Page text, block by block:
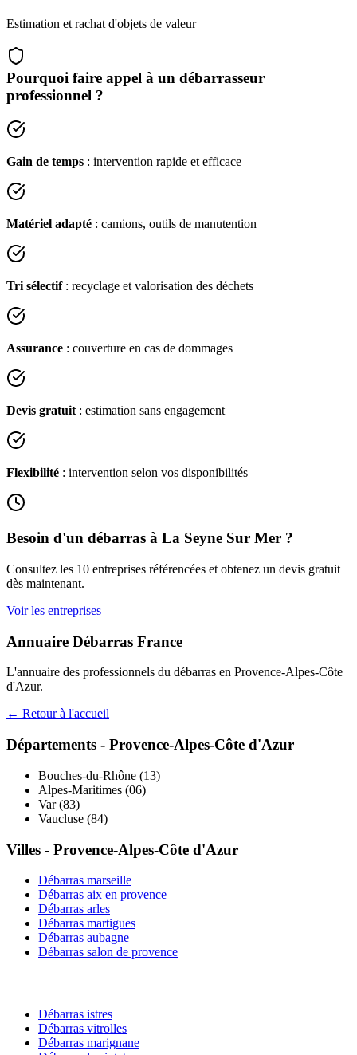
Estimation et rachat d'objets de valeur
Pourquoi faire appel à un débarrasseur
professionnel ?
Gain de temps : intervention rapide et efficace
Matériel adapté : camions, outils de manutention
Tri sélectif: recyclage et valorisation des déchets
Assurance : couverture en cas de dommages
Devis gratuit : estimation sans engagement
Flexibilité : intervention selon vos disponibilités
Besoin d'un débarras à La Seyne Sur Mer ?
Consultez les 10 entreprises référencées et obtenez un devis gratuit
dès maintenant.
Voir les entreprises
Annuaire Débarras France
L'annuaire des professionnels du débarras en Provence-Alpes-Côte
d'Azur.
← Retour à l'accueil
Départements - Provence-Alpes-Côte d'Azur
Bouches-du-Rhône (13)
Alpes-Maritimes (06)
Var(83)
Vaucluse (84)
Villes - Provence-Alpes-Côte d'Azur
Débarras marseille
Débarras aix en provence
Débarras arles
Débarras martigues
Débarras aubagne
Débarras salon de provence
Débarras istres
Débarras vitrolles
Débarras marignane